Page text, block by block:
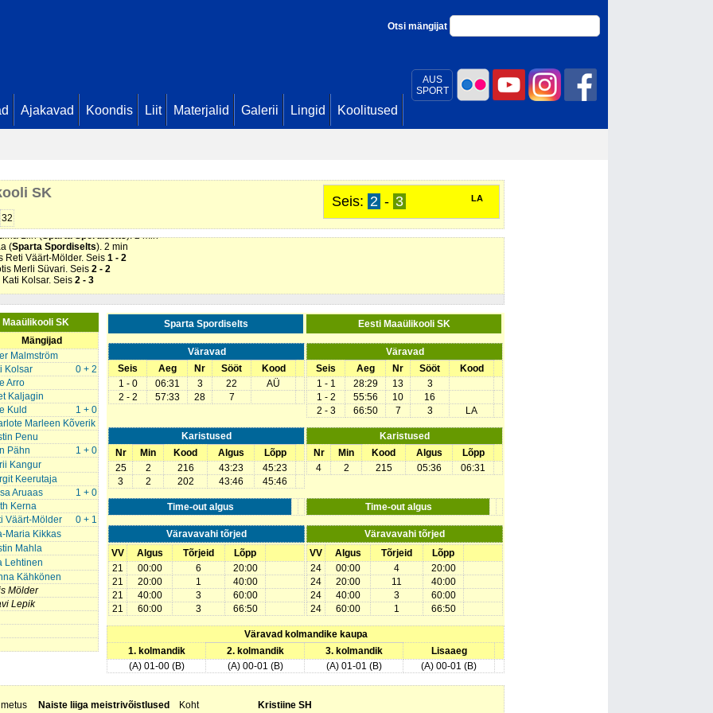
AUS
SPORT
Otsi mängijat
Ajakavad Koondis Liit Materjalid Galerii Lingid Koolitused
LA
Seis: 2 - 3
SK
32
Teele Randoja. Seis
Kati Kolsar. Seis
Liin (Sparta Spordiselts). 2 min
(Sparta Spordiselts). 2 min
Reti Väärt-Mölder. Seis 1 - 2
Merli Süvari. Seis 2 - 2
Kati Kolsar. Seis 2 - 3
Maaülikooli SK
Mängijad
Malmström
0 + 2
Kolsar
Arro
Kaljagin
1 + 0
Kuld
Marleen Kõverik
Penu
1 + 0
Pähn
Kangur
Keerutaja
1 + 0
Aruaas
Kerna
0 + 1
Väärt-Mölder
Maria Kikkas
Mahla
Lehtinen
Kähkönen
Mölder
Lepik
Sparta Spordiselts Eesti Maaülikooli SK
Väravad
Seis
Aeg Nr Sööt
Kood
1 - 0
06:31 3 22
AÜ
2 - 2
57:33 28 7
Väravad
Seis
Aeg Nr Sööt
Kood
1 - 1
28:29 13
3
1 - 2
55:56 10
16
2 - 3
66:50 7 3 LA
Karistused
Nr
Min Kood Algus
Lõpp
25
2 216 43:23
45:23
3
2 202 43:46 45:46
Karistused
Nr
Min Kood Algus
Lõpp
4
2 215 05:36 06:31
Time-out algus Time-out algus
Väravavahi tõrjed
Väravavahi tõrjed
VV
Algus Tõrjeid
Lõpp
21
00:00 6
20:00
21
20:00 1
40:00
21
40:00 3
60:00
21
60:00 3 66:50
VV Algus Tõrjeid
Lõpp
24
00:00 4
20:00
24
20:00 11
40:00
24
40:00 3
60:00
24
60:00 1 66:50
Väravad kolmandike kaupa
1. kolmandik
2. kolmandik 3. kolmandik
Lisaaeg
(A) 01-00 (B)
(A) 00-01 (B) (A) 01-01 (B) (A) 00-01 (B)
Naiste liiga meistrivõistlused Koht Kristiine SH